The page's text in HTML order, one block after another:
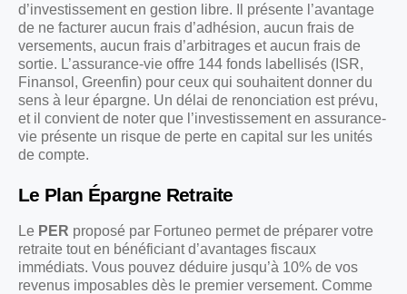
d’investissement en gestion libre. Il présente l’avantage
de ne facturer aucun frais d’adhésion, aucun frais de
versements, aucun frais d’arbitrages et aucun frais de
sortie. L’assurance-vie offre 144 fonds labellisés (ISR,
Finansol, Greenfin) pour ceux qui souhaitent donner du
sens à leur épargne. Un délai de renonciation est prévu,
et il convient de noter que l’investissement en assurance-
vie présente un risque de perte en capital sur les unités
de compte.
Le Plan Épargne Retraite
Le PER proposé par Fortuneo permet de préparer votre
retraite tout en bénéficiant d’avantages fiscaux
immédiats. Vous pouvez déduire jusqu’à 10% de vos
revenus imposables dès le premier versement. Comme